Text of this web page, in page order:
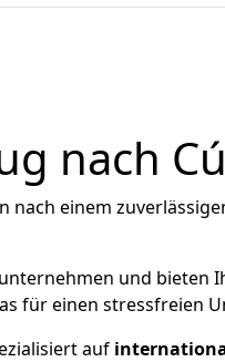
nach
nach einem
und bieten
für einen stressfreien
auf